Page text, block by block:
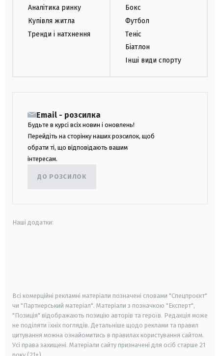
Аналітика ринку
Купівля житла
Тренди і натхнення
Бокс
Футбол
Теніс
Біатлон
Інші види спорту
Email - розсилка
Будьте в курсі всіх новин і оновлень!
Перейдіть на сторінку наших розсилок, щоб
обрати ті, що відповідають вашим
інтересам.
ДО РОЗСИЛОК
Наші додатки:
Всі комерційні рекламні матеріали позначені словами "Спецпроєкт"
чи "Партнерський матеріал". Матеріали з позначкою "Експерт",
"Позиція" відображають позицію авторів та героїв. Редакція може
не поділяти їхніх поглядів. Детальніше щодо реклами та правил
цитування можна ознайомитись в правилах користування сайтом.
Усі права захищені. Матеріали сайту призначені для осіб старше 21